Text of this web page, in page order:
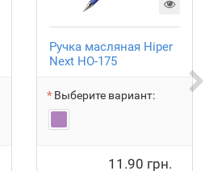
Ручка масляная Hiper
Next HO-175
Выберите вариант:
11.90 грн.